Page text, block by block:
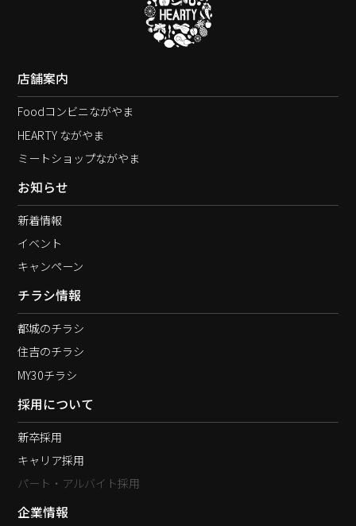
店舗案内
Foodコンビニながやま
HEARTY ながやま
ミートショップながやま
お知らせ
新着情報
イベント
キャンペーン
チラシ情報
都城のチラシ
住吉のチラシ
MY30チラシ
採用について
新卒採用
キャリア採用
パート・アルバイト採用
企業情報